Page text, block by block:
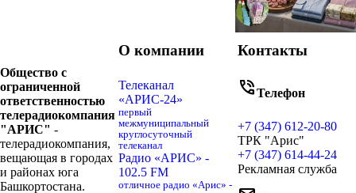
Общество с
ограниченной
ответственностью
телерадиокомпания
"АРИС" -
телерадиокомпания,
вещающая в городах
и районах юга
Башкортостана.
О компании
Телеканал
«АРИС-24»
первый
межмуниципальный
круглосуточный
телеканал
Радио «АРИС» -
102.5 FM
отличное радио «Арис» -
Контакты
phone_in_talkТелефон
+7 (347) 612-20-80
ТРК "Арис"
+7 (347) 614-44-24
Рекламная служба